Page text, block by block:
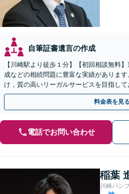
自筆証書遺言の作成
【川崎駅より徒歩１分】【初回相談無料
成などの相続問題に豊富な実績がありま
け，質の高いリーガルサービスを目指して
料金表を見る
電話でお問い合わせ
稲葉
川崎パシ